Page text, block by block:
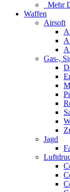
Mehr
Waffen
Airsoft
Gas-,
Jagd